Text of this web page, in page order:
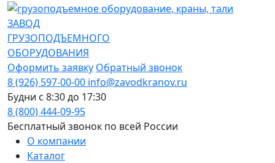
ЗАВОД
ГРУЗОПОДЪЕМНОГО
ОБОРУДОВАНИЯ
Оформить заявку Обратный звонок
8 (926) 597-00-00 info@zavodkranov.ru
Будни с 8:30 до 17:30
8 (800) 444-09-95
Бесплатный звонок по всей России
О компании
Каталог